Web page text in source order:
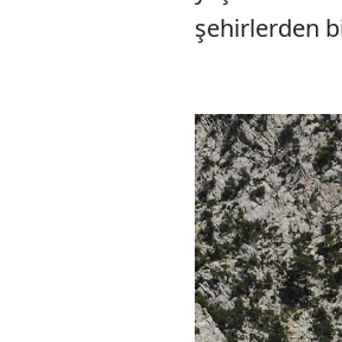
şehirlerden